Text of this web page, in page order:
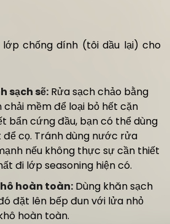
chống dính (tôi dầu lại) cho
sạch sẽ: Rửa sạch chảo bằng
mềm để loại bỏ hết cặn
bẩn cứng đầu, bạn có thể dùng
cọ. Tránh dùng nước rửa
nếu không thực sự cần thiết
đi lớp seasoning hiện có.
hoàn toàn: Dùng khăn sạch
đặt lên bếp đun với lửa nhỏ
hoàn toàn.